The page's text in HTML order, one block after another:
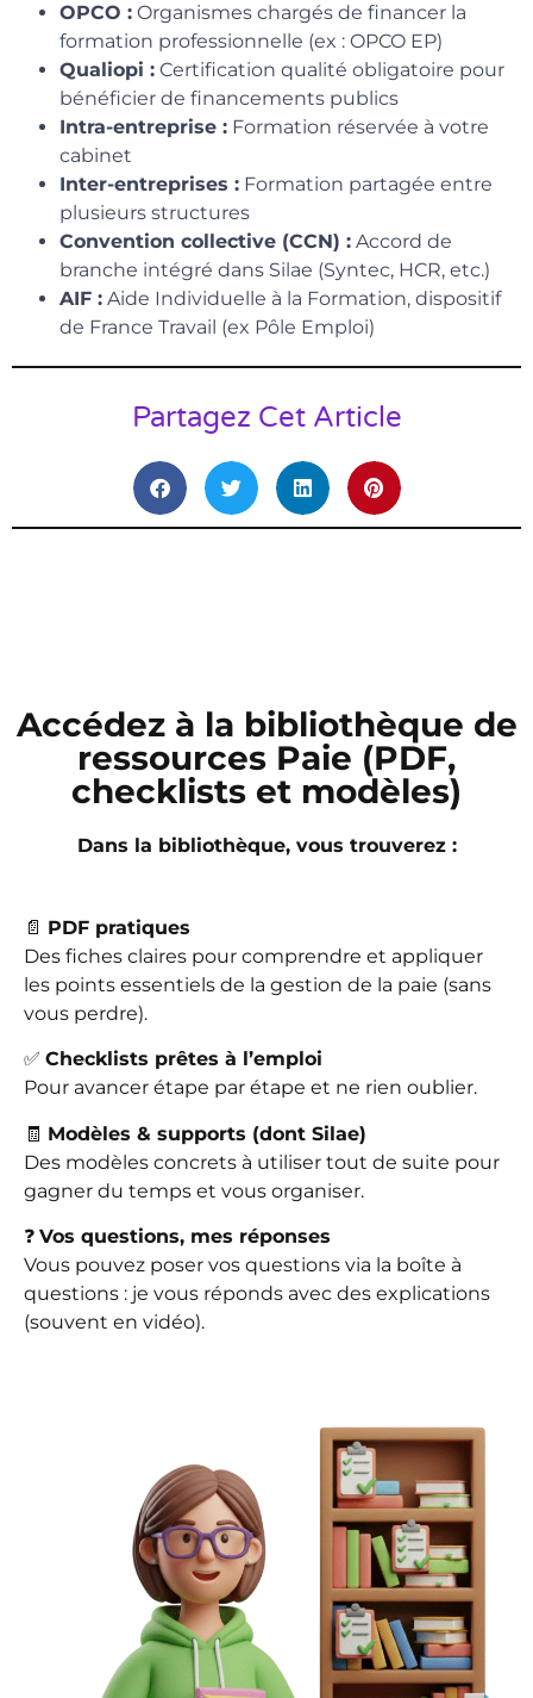
OPCO : Organismes chargés de financer la
formation professionnelle (ex : OPCO EP)
Qualiopi : Certification qualité obligatoire pour
bénéficier de financements publics
Intra-entreprise : Formation réservée à votre
cabinet
Inter-entreprises : Formation partagée entre
plusieurs structures
Convention collective (CCN) : Accord de
branche intégré dans Silae (Syntec, HCR, etc.)
AIF : Aide Individuelle à la Formation, dispositif
de France Travail (ex Pôle Emploi)
Partagez Cet Article
Accédez à la bibliothèque de
ressources Paie (PDF,
checklists et modèles)
Dans la bibliothèque, vous trouverez :
📄 PDF pratiques
Des fiches claires pour comprendre et appliquer
les points essentiels de la gestion de la paie (sans
vous perdre).
✅ Checklists prêtes à l’emploi
Pour avancer étape par étape et ne rien oublier.
🧾 Modèles & supports (dont Silae)
Des modèles concrets à utiliser tout de suite pour
gagner du temps et vous organiser.
❓ Vos questions, mes réponses
Vous pouvez poser vos questions via la boîte à
questions : je vous réponds avec des explications
(souvent en vidéo).